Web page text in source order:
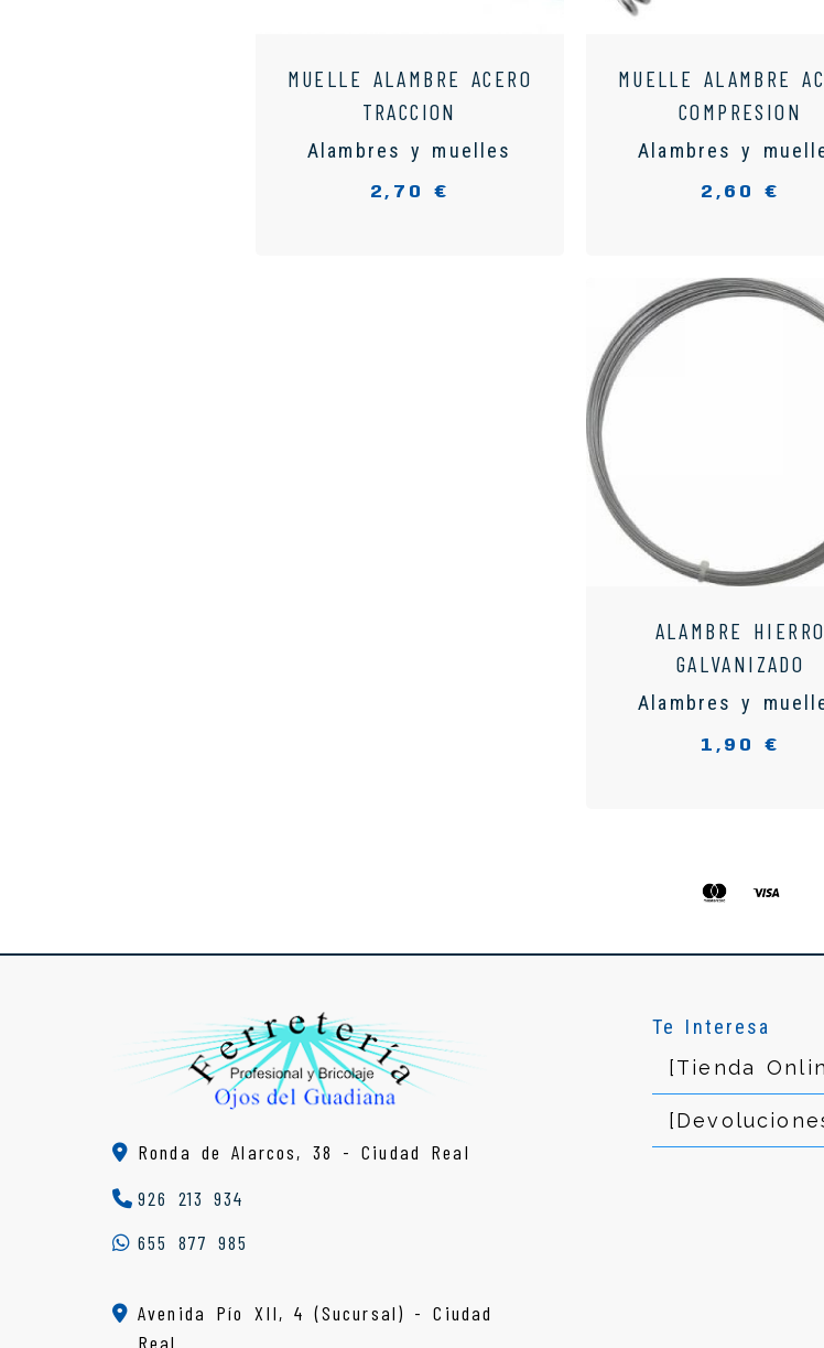
MUELLE ALAMBRE ACERO
TRACCION
Alambres y muelles
2,70 €
MUELLE ALAMBRE
COMPRESION
Alambres y
2,60 €
ALAMBRE HIERRO
GALVANIZADO
Alambres y
1,90 €
Ronda de Alarcos, 38 -Ciudad Real
926 213 934
655 877 985
Avenida Pío XII, 4 (Sucursal) - Ciudad
Real
Te Interesa
[Tienda